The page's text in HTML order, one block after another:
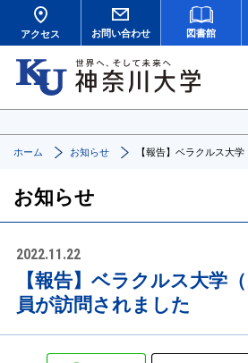
アクセス お問い合わせ 図書館
ホーム お知らせ 【報告】ベラクルス大
お知らせ
2022.11.22
【報告】ベラクルス大学
員が訪問されました